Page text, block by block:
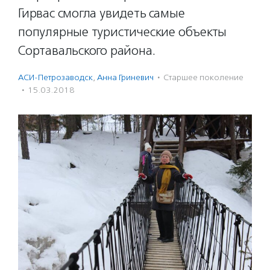
Гирвас смогла увидеть самые
популярные туристические объекты
Сортавальского района.
АСИ-Петрозаводск, Анна Гриневич · Старшее поколение
· 15.03.2018